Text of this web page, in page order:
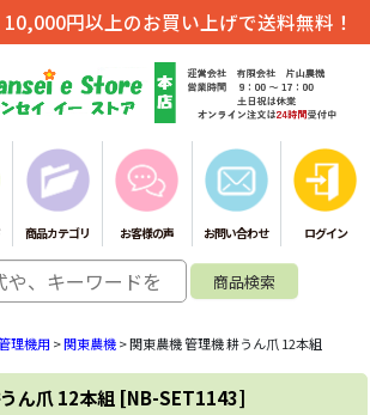
10,000円以上のお買い上げで送料無料！
商品カテゴリ お客様の声 お問い合わせ ログイン
理機用 >関東農機>関東農機 管理機 耕うん爪 12本組
ん爪 12本組 [NB-SET1143]